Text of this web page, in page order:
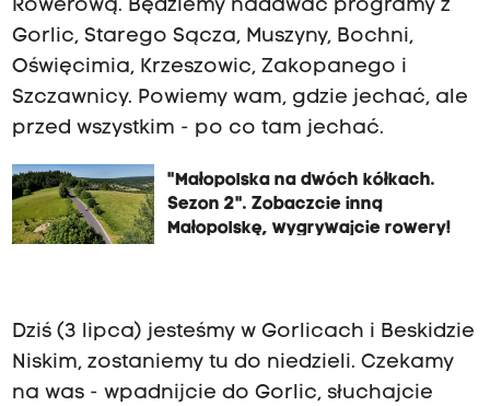
Rowerową. Będziemy nadawać programy z
Gorlic, Starego Sącza, Muszyny, Bochni,
Oświęcimia, Krzeszowic, Zakopanego i
Szczawnicy. Powiemy wam, gdzie jechać, ale
przed wszystkim - po co tam jechać.
"Małopolska na dwóch kółkach.
Sezon 2". Zobaczcie inną
Małopolskę, wygrywajcie rowery!
Dziś (3 lipca) jesteśmy w Gorlicach i Beskidzie
Niskim, zostaniemy tu do niedzieli. Czekamy
na was - wpadnijcie do Gorlic, słuchajcie